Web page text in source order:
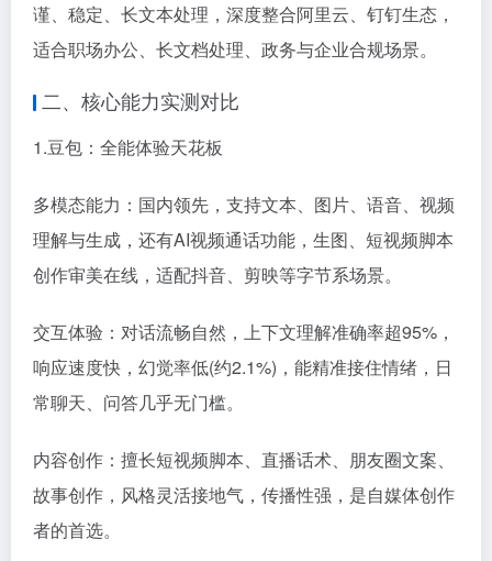
谨、稳定、长文本处理，深度整合阿里云、钉钉生态，
适合职场办公、长文档处理、政务与企业合规场景。
二、核心能力实测对比
1.豆包：全能体验天花板
多模态能力：国内领先，支持文本、图片、语音、视频
理解与生成，还有AI视频通话功能，生图、短视频脚本
创作审美在线，适配抖音、剪映等字节系场景。
交互体验：对话流畅自然，上下文理解准确率超95%，
响应速度快，幻觉率低(约2.1%)，能精准接住情绪，日
常聊天、问答几乎无门槛。
内容创作：擅长短视频脚本、直播话术、朋友圈文案、
故事创作，风格灵活接地气，传播性强，是自媒体创作
者的首选。